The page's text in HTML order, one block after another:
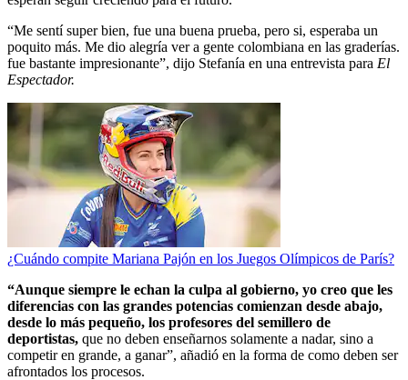
“Me sentí super bien, fue una buena prueba, pero si, esperaba un
poquito más. Me dio alegría ver a gente colombiana en las graderías.
fue bastante impresionante”, dijo Stefanía en una entrevista para El
Espectador.
¿Cuándo compite Mariana Pajón en los Juegos Olímpicos de París?
“Aunque siempre le echan la culpa al gobierno, yo creo que les
diferencias con las grandes potencias comienzan desde abajo,
desde lo más pequeño, los profesores del semillero de
deportistas, que no deben enseñarnos solamente a nadar, sino a
competir en grande, a ganar”, añadió en la forma de como deben ser
afrontados los procesos.